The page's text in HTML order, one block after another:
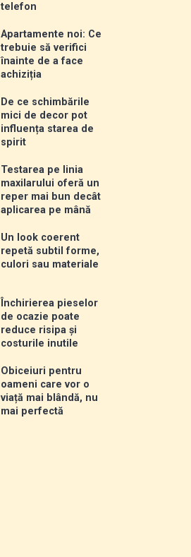
telefon
Apartamente noi: Ce
trebuie să verifici
înainte de a face
achiziția
De ce schimbările
mici de decor pot
influența starea de
spirit
Testarea pe linia
maxilarului oferă un
reper mai bun decât
aplicarea pe mână
Un look coerent
repetă subtil forme,
culori sau materiale
Închirierea pieselor
de ocazie poate
reduce risipa și
costurile inutile
Obiceiuri pentru
oameni care vor o
viață mai blândă, nu
mai perfectă